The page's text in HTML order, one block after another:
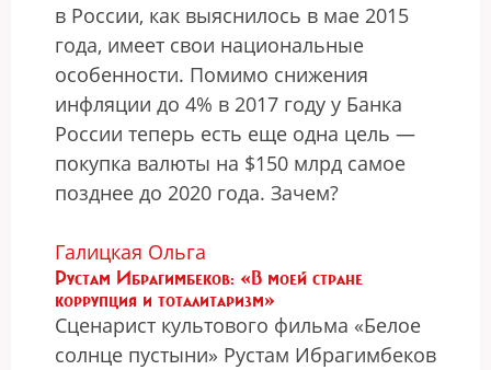
в России, как выяснилось в мае 2015
года, имеет свои национальные
особенности. Помимо снижения
инфляции до 4% в 2017 году у Банка
России теперь есть еще одна цель —
покупка валюты на $150 млрд самое
позднее до 2020 года. Зачем?
Галицкая Ольга
Рустам Ибрагимбеков: «В моей стране
коррупция и тоталитаризм»
Сценарист культового фильма «Белое
солнце пустыни» Рустам Ибрагимбеков